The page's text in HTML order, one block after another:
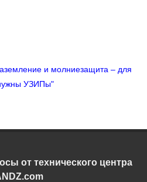
и молниезащита – для
УЗИПы"
от технического центра